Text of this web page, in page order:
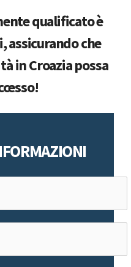
qualificato è
assicurando che
in Croazia possa